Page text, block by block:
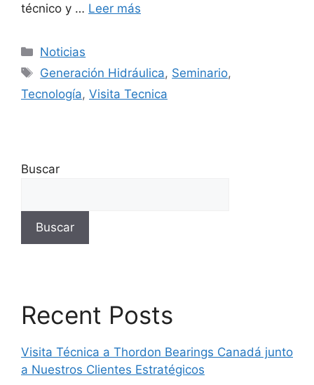
técnico y … Leer más
Categorías
Noticias
Etiquetas
Generación Hidráulica, Seminario,
Tecnología, Visita Tecnica
Buscar
Buscar
Recent Posts
Visita Técnica a Thordon Bearings Canadá junto
a Nuestros Clientes Estratégicos